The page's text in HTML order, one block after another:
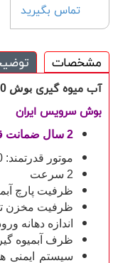
تماس بگیرید
مشخصات
آب میوه گیری بوش
بوش سرویس ایران
2 سال ضمانت قطعات
موتور قدرتمند: 700 وات
2 سرعت
ظرفیت پارچ آبمیوه
ظرفیت مخزن
اندازه دهانه ورودی : 73
ظرف آبمیوه
سیستم ایمنی